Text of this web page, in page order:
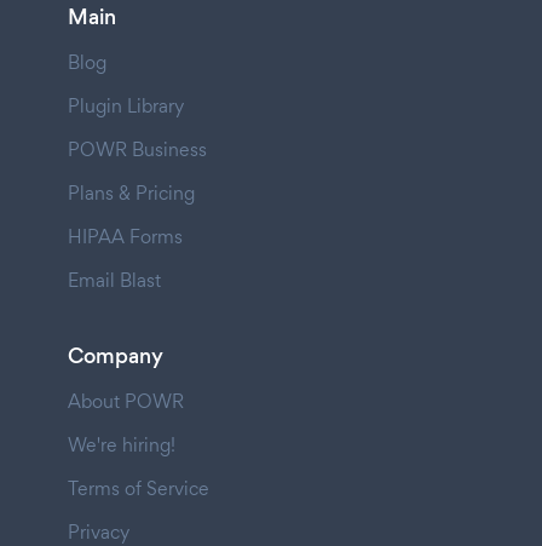
Main
Blog
Plugin Library
POWR Business
Plans & Pricing
HIPAA Forms
Email Blast
Company
About POWR
We're hiring!
Terms of Service
Privacy